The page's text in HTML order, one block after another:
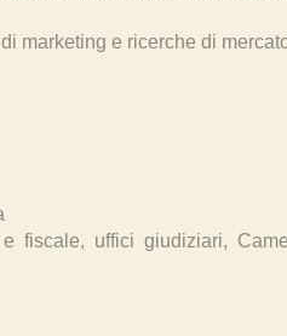
marketing e ricerche di
fiscale, uffici giudiziari,